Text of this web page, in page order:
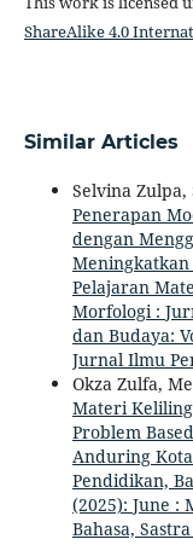
ShareAlike 4.0
Similar Articles
Selvina Zulpa,
Penerapan
dengan
Pelajaran
Morfologi :
dan Budaya:
Jurnal Ilmu
Okza Zulfa,
Materi
Problem
Anduring
Pendidikan,
(2025): June :
Bahasa,